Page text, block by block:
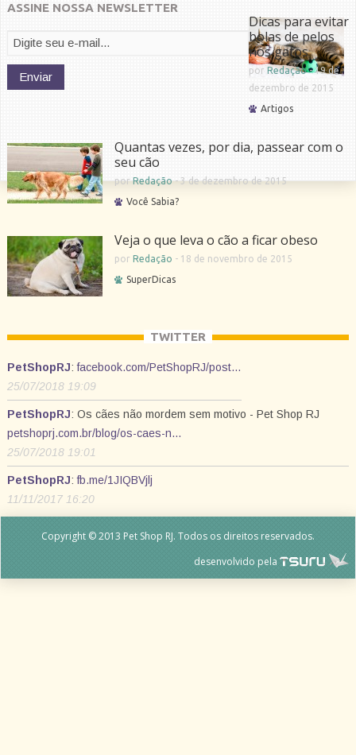
ASSINE NOSSA NEWSLETTER
Dicas para evitar
bolas de pelos
nos gatos
por Redação-19 de
dezembro de 2015
Artigos
Quantas vezes, por dia, passear com o
seu cão
porRedação-3 de dezembro de 2015
Você Sabia?
Veja o que leva o cão a ficar obeso
por Redação - 18 de novembro de 2015
SuperDicas
TWITTER
PetShopRJ:facebook.com/PetShopRJ/post…
25/07/2018 19:09
PetShopRJ: Os cães não mordem sem motivo - Pet Shop RJ
petshoprj.com.br/blog/os-caes-n…
25/07/2018 19:01
PetShopRJ:fb.me/1JIQBVjlj
11/11/2017 16:20
Copyright © 2013 Pet Shop RJ. Todos os direitos reservados.
desenvolvido pela